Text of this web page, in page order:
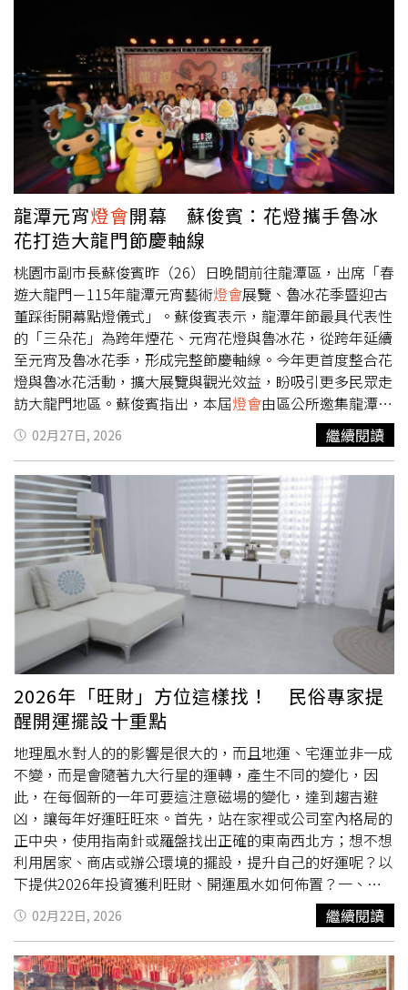
詳細參與方式請關注竹北市公所臉書。
而堅定的守護力量；彩虹則寓意雨後迎來和平與幸福，祈願
世界的孩子能重拾笑聲與希望。除「雨馬」外，本次燈會
邀請紙風車劇團與客委會合作的另一齣作品「燈怪」，於3
月7日「TEAM TAIWAN」大遊行中一同現身，為活動增添亮
點。10米高巨型雨馬震撼登場，親子劇燈光秀齊發點亮嘉
義。（圖／嘉義縣政府）翁章梁表示，今日現場許多小朋友
看到「雨馬」巨型裝置與紙風車劇場演出都十分興奮，相信
此次活動將為民眾帶來愉快而難忘的體驗。廖美玲指出，客
家語言文化大使「雨馬」與去年推出的「燈怪」全國首次同
台亮相。她也特別感謝嘉義縣政府及紙風車劇團的支持，讓
客家文化在燈會 舞台上與大小朋友相見。此外，翁章梁更穿
戴高空裝備，親自攀登近四層樓高的「雨馬」巨型裝置，從
高處俯瞰燈會 現場，展現對活動的重視與支持。嘉義縣文化
觀光局提到，「雨馬」精華版演出與燈光秀場次中將安排問
答活動，準備限量小禮物與觀眾同樂，讓孩子在參與過程中
留下難忘回憶。活動期間還有機會獲得可愛的「小雨馬布
偶」，把燈會的幸福祝福帶回家。
龍潭元宵燈會開幕 蘇俊賓：花燈攜手魯冰
花打造大龍門節慶軸線
桃園市副市長蘇俊賓昨（26）日晚間前往龍潭區，出席「春
遊大龍門－115年龍潭元宵藝術燈會展覽、魯冰花季暨迎古
董踩街開幕點燈儀式」。蘇俊賓表示，龍潭年節最具代表性
的「三朵花」為跨年煙花、元宵花燈與魯冰花，從跨年延續
至元宵及魯冰花季，形成完整節慶軸線。今年更首度整合花
燈與魯冰花活動，擴大展覽與觀光效益，盼吸引更多民眾走
訪大龍門地區。蘇俊賓指出，本屆燈會由區公所邀集龍潭國
小、龍星國小、武漢國小、石門國小、龍源國小及德龍國小
等6校、超過300名學生參與燈組設計，讓學童創意成為龍
潭大池畔的亮點。他表示，透過在地參與與文化結合，有助
於提升龍潭觀光品牌與城市形象。龍潭區公所表示，本屆
會已邁入第5年，自2月26日至3月8日舉行，為期11天。現
場設置「探險菱潭陂」及「舞動九曲橋」等互動式燈組，並
邀請龍元宮與南天宮共同展出，結合藝術與宗教文化。活動
也串聯客家局魯冰花季，大北坑及客茶館花區維持約12公頃
種植規模，並安排擂茶、奉茶、手作體驗、搗粢粑、天穿日
五色粄製作、文化導覽、音樂演出及主題市集等活動，讓遊
客體驗客庄風情。此外，龍潭區公所於2月27日舉辦「迎古
董」踩街活動，2月28日於龍元宮辦理「接財神」。所謂
「古董」在客語中意指滑稽或逗趣樣貌，「迎古董」起源於
日治時期昭和年間，為居民農閒時發展出的傳統活動，透過
趣味造型牛車遊街，成為地方特色文化之一。自民國96年
起，龍元宮將「迎古董」與「接財神」結合，已成為龍潭年
度重要慶典。昨日包括立法委員呂玉玲、市議員徐玉樹、劉
熒隆、張肇良、客家局長范姜泰基及地方里長等人出席活
動。
02月27日, 2026 繼續閱讀
2026年「旺財」方位這樣找！ 民俗專家提
醒開運擺設十重點
地理風水對人的的影響是很大的，而且地運、宅運並非一成
不變，而是會隨著九大行星的運轉，產生不同的變化，因
此，在每個新的一年可要這注意磁場的變化，達到趨吉避
凶，讓每年好運旺旺來。首先，站在家裡或公司室內格局的
正中央，使用指南針或羅盤找出正確的東南西北方；想不想
利用居家、商店或辦公環境的擺設，提升自己的好運呢？以
下提供2026年投資獲利旺財、開運風水如何佈置？一、
「財帛星」旺財每年不同方位，2026年「財帛星」在東
方，「財帛星」主掌財運、投資獲利，開設公司、工廠、店
險、不動產等需要業績的從業人員，可在此方放置「催財轉
02月22日, 2026 繼續閱讀